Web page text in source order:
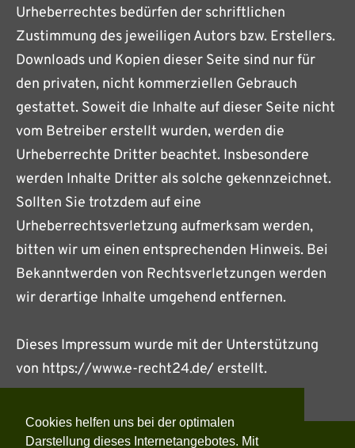
Cookies helfen uns bei der optimalen
Darstellung dieses Internetangebotes. Mit
Urheberrechtes bedürfen der schriftlichen
Zustimmung des jeweiligen Autors bzw. Erstellers.
Downloads und Kopien dieser Seite sind nur für
den privaten, nicht kommerziellen Gebrauch
gestattet. Soweit die Inhalte auf dieser Seite nicht
vom Betreiber erstellt wurden, werden die
Urheberrechte Dritter beachtet. Insbesondere
werden Inhalte Dritter als solche gekennzeichnet.
Sollten Sie trotzdem auf eine
Urheberrechtsverletzung aufmerksam werden,
bitten wir um einen entsprechenden Hinweis. Bei
Bekanntwerden von Rechtsverletzungen werden
wir derartige Inhalte umgehend entfernen.
Dieses Impressum wurde mit der Unterstützung
von https://www.e-recht24.de/ erstellt.